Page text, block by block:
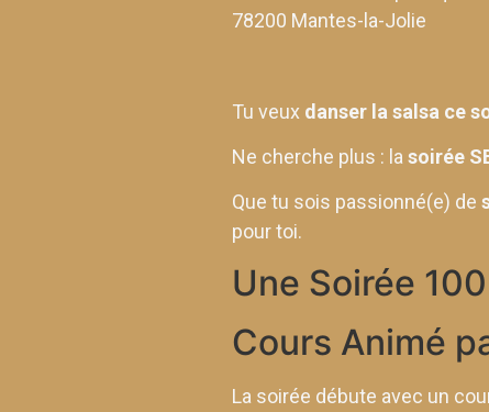
78200 Mantes-la-Jolie
Tu veux danser la salsa ce
Ne cherche plus : lasoirée
Que tu sois passionné(e) de
pour toi.
Une Soirée
Cours Animé
La soirée débute avec un